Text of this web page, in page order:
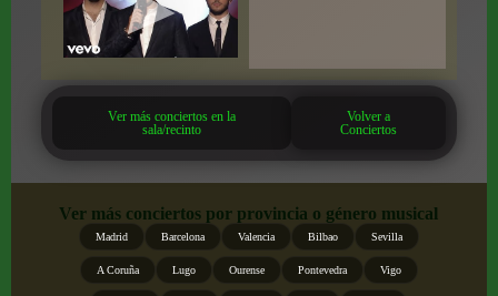
Ver más conciertos en la
sala/recinto
Volver a
Conciertos
Ver más conciertos por provincia o género musical
Madrid Barcelona Valencia Bilbao Sevilla
A Coruña Lugo Ourense Pontevedra Vigo